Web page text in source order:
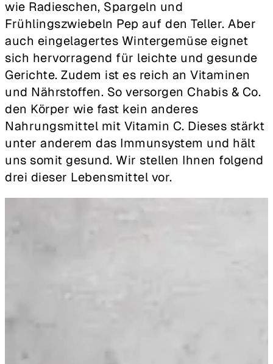
wie Radieschen, Spargeln und
Frühlingszwiebeln Pep auf den Teller. Aber
auch eingelagertes Wintergemüse eignet
sich hervorragend für leichte und gesunde
Gerichte. Zudem ist es reich an Vitaminen
und Nährstoffen. So versorgen Chabis & Co.
den Körper wie fast kein anderes
Nahrungsmittel mit Vitamin C. Dieses stärkt
unter anderem das Immunsystem und hält
uns somit gesund. Wir stellen Ihnen folgend
drei dieser Lebensmittel vor.